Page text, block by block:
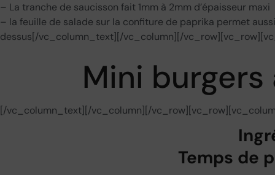
– La tranche de saucisson fait 1mm à 2mm d’épaisseur maxi
– la feuille de salade sur la confiture de paprika permet
dessus[/vc_column_text][/vc_column][/
Mini burgers
[/vc_column_text][/vc_column][/
Temps de